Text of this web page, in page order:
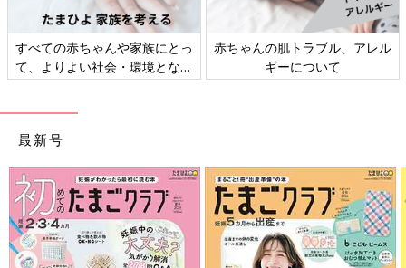
すべての赤ちゃんや家族にとっ
て、よりよい社会・環境となる
ことをめざしてさまざまな課題
赤ちゃんの肌トラブル、アレル
ギーについて
最新号